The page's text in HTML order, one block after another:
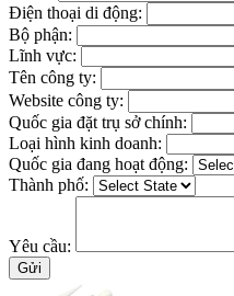
Điện thoại di động:
Bộ phận:
Lĩnh vực:
Tên công ty:
Website công ty:
Quốc gia đặt trụ sở chính:
Loại hình kinh doanh:
Quốc gia đang hoạt động:
Thành phố:
Yêu cầu: